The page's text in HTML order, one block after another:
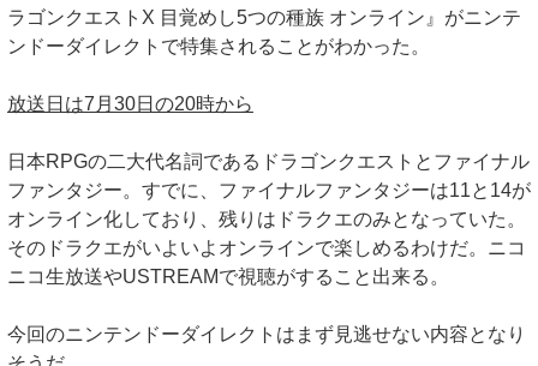
ラゴンクエストX 目覚めし5つの種族 オンライン』がニンテ
ンドーダイレクトで特集されることがわかった。
放送日は7月30日の20時から
日本RPGの二大代名詞であるドラゴンクエストとファイナル
ファンタジー。すでに、ファイナルファンタジーは11と14が
オンライン化しており、残りはドラクエのみとなっていた。
そのドラクエがいよいよオンラインで楽しめるわけだ。ニコ
ニコ生放送やUSTREAMで視聴がすること出来る。
今回のニンテンドーダイレクトはまず見逃せない内容となり